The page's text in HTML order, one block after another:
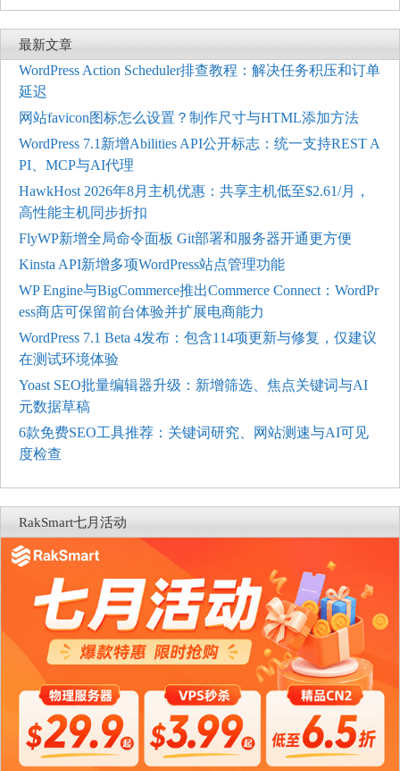
最新文章
WordPress Action Scheduler排查教程：解决任务积压和订单
延迟
网站favicon图标怎么设置？制作尺寸与HTML添加方法
WordPress 7.1新增Abilities API公开标志：统一支持REST A
PI、MCP与AI代理
HawkHost 2026年8月主机优惠：共享主机低至$2.61/月，
高性能主机同步折扣
FlyWP新增全局命令面板 Git部署和服务器开通更方便
Kinsta API新增多项WordPress站点管理功能
WP Engine与BigCommerce推出Commerce Connect：WordPr
ess商店可保留前台体验并扩展电商能力
WordPress 7.1 Beta 4发布：包含114项更新与修复，仅建议
在测试环境体验
Yoast SEO批量编辑器升级：新增筛选、焦点关键词与AI
元数据草稿
6款免费SEO工具推荐：关键词研究、网站测速与AI可见
度检查
RakSmart七月活动